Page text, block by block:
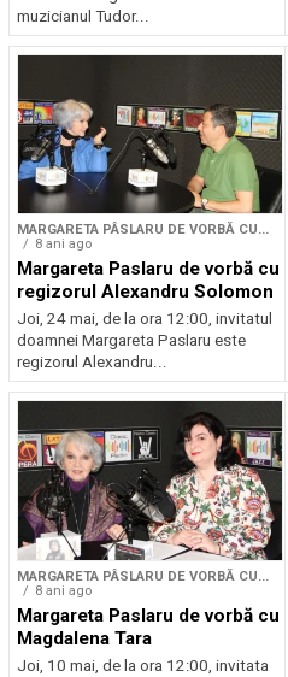
muzicianul Tudor...
MARGARETA PÂSLARU DE VORBĂ CU...
8 ani ago
Margareta Paslaru de vorbă cu
regizorul Alexandru Solomon
Joi, 24 mai, de la ora 12:00, invitatul
doamnei Margareta Paslaru este
regizorul Alexandru...
MARGARETA PÂSLARU DE VORBĂ CU...
8 ani ago
Margareta Paslaru de vorbă cu
Magdalena Tara
Joi, 10 mai, de la ora 12:00, invitata